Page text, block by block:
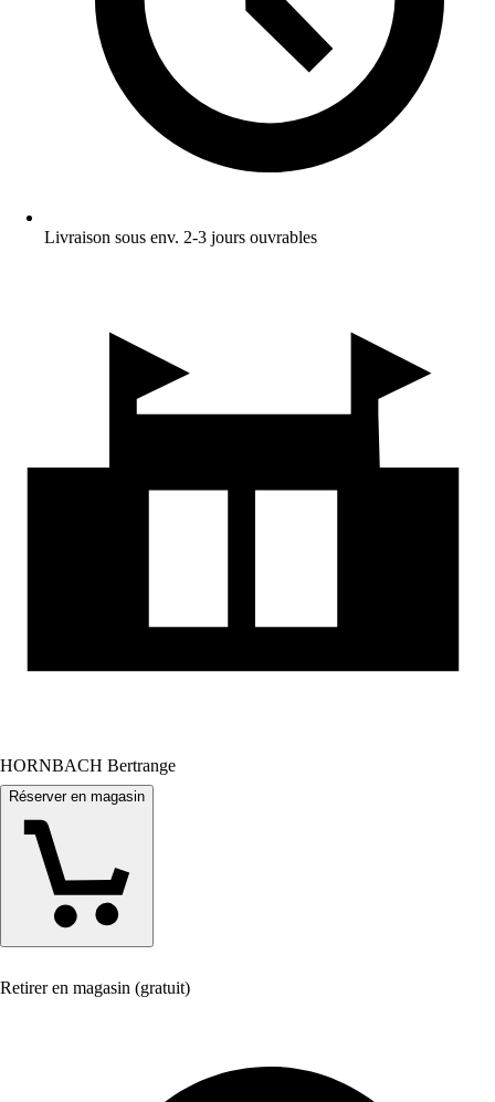
Livraison sous env. 2-3 jours ouvrables
HORNBACH Bertrange
Réserver en magasin
Retirer en magasin (gratuit)